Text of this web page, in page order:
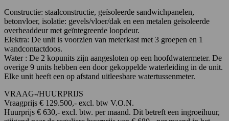
Constructie: staalconstructie, geïsoleerde sandwichpanelen,
betonvloer, isolatie: gevels/vloer/dak en een metalen geïsoleerde
overheaddeur met geïntegreerde loopdeur.
Elektra: De unit is voorzien van meterkast met 3 groepen en 1
wandcontactdoos.
Water : De 2 kopunits zijn aangesloten op een hoofdwatermeter. De
overige 9 units hebben een door gekoppelde waterleiding in de unit.
Elke unit heeft een op afstand uitleesbare watertussenmeter.
VRAAG-/HUURPRIJS
Vraagprijs € 129.500,- excl. btw V.O.N.
Huurprijs € 630,- excl. btw. per maand. Dit betreft een ingroeihuur,